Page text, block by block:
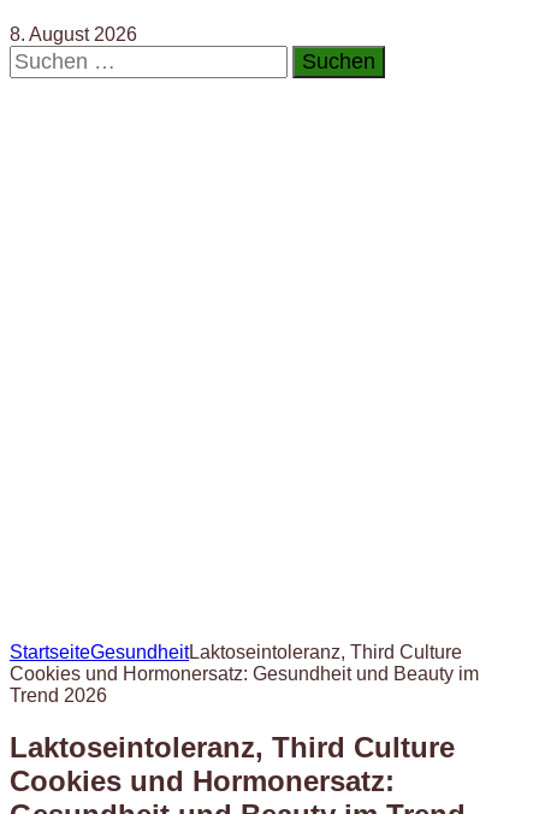
8. August 2026
Suchen
nach:
StartseiteGesundheitLaktoseintoleranz, Third Culture
Cookies und Hormonersatz: Gesundheit und Beauty im
Trend 2026
Laktoseintoleranz, Third Culture
Cookies und Hormonersatz: